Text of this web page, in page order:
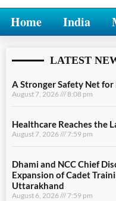
Home India
LATEST
A Stronger Safety Net for
August 7, 2026 8:08 pm
Healthcare Reaches the
August 7, 2026 7:59 pm
Dhami and NCC Chief
Expansion of Cadet
Uttarakhand
August 6, 2026 7:59 pm